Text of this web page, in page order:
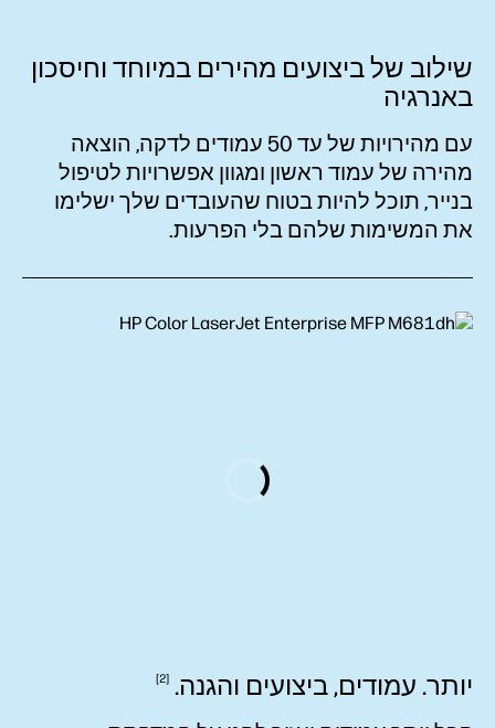
שילוב של ביצועים מהירים במיוחד וחיסכון
באנרגיה
עם מהירויות של עד 50 עמודים לדקה, הוצאה
מהירה של עמוד ראשון ומגוון אפשרויות לטיפול
בנייר, תוכל להיות בטוח שהעובדים שלך ישלימו
את המשימות שלהם בלי הפרעות.
יותר. עמודים, ביצועים והגנה. 2